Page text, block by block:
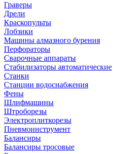
Граверы
Дрели
Краскопульты
Лобзики
Машины алмазного бурения
Перфораторы
Сварочные аппараты
Стабилизаторы автоматические
Станки
Станции водоснабжения
Фены
Шлифмашины
Штроборезы
Электроплиткорезы
Пневмоинструмент
Балансиры
Балансиры тросовые